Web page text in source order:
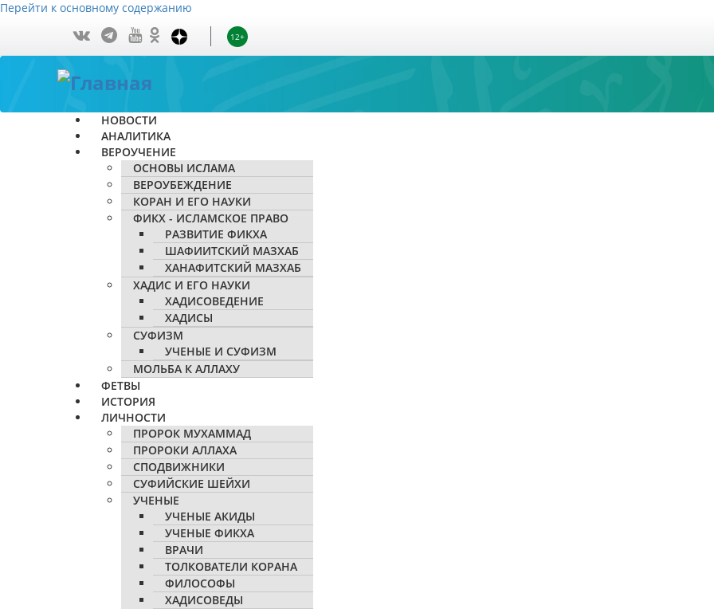
Перейти к основному содержанию
12+
НОВОСТИ
АНАЛИТИКА
ВЕРОУЧЕНИЕ
ОСНОВЫ ИСЛАМА
ВЕРОУБЕЖДЕНИЕ
КОРАН И ЕГО НАУКИ
ФИКХ - ИСЛАМСКОЕ ПРАВО
РАЗВИТИЕ ФИКХА
ШАФИИТСКИЙ МАЗХАБ
ХАНАФИТСКИЙ МАЗХАБ
ХАДИС И ЕГО НАУКИ
ХАДИСОВЕДЕНИЕ
ХАДИСЫ
СУФИЗМ
УЧЕНЫЕ И СУФИЗМ
МОЛЬБА К АЛЛАХУ
ФЕТВЫ
ИСТОРИЯ
ЛИЧНОСТИ
ПРОРОК МУХАММАД
ПРОРОКИ АЛЛАХА
СПОДВИЖНИКИ
СУФИЙСКИЕ ШЕЙХИ
УЧЕНЫЕ
УЧЕНЫЕ АКИДЫ
УЧЕНЫЕ ФИКХА
ВРАЧИ
ТОЛКОВАТЕЛИ КОРАНА
ФИЛОСОФЫ
ХАДИСОВЕДЫ